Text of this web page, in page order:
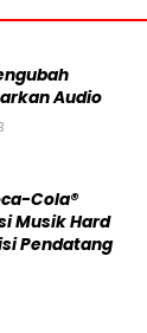
Audio
Cola®
Musik Hard
Pendatang